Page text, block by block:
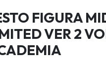
FIGURA
VER 2